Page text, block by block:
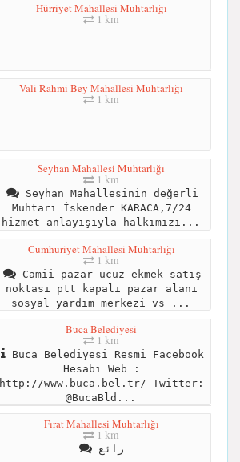
Hürriyet Mahallesi Muhtarlığı
1 km
Vali Rahmi Bey Mahallesi Muhtarlığı
1 km
Seyhan Mahallesi Muhtarlığı
1 km
Seyhan Mahallesinin değerli
Muhtarı İskender KARACA,7/24
hizmet anlayışıyla halkımızı...
Cumhuriyet Mahallesi Muhtarlığı
1 km
Camii pazar ucuz ekmek satış
noktası ptt kapalı pazar alanı
sosyal yardım merkezi vs ...
Buca Belediyesi
1 km
Buca Belediyesi Resmi Facebook
Hesabı Web :
http://www.buca.bel.tr/ Twitter:
@BucaBld...
Fırat Mahallesi Muhtarlığı
1 km
رائع